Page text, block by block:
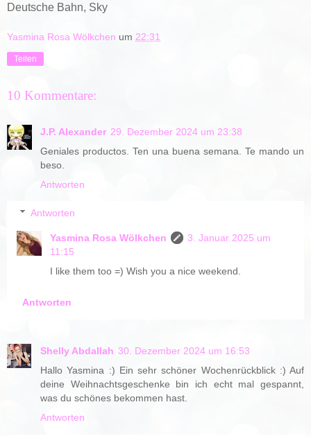
Deutsche Bahn, Sky
Yasmina Rosa Wölkchen um 22:31
Teilen
10 Kommentare:
J.P. Alexander 29. Dezember 2024 um 23:38
Geniales productos. Ten una buena semana. Te mando un
beso.
Antworten
Antworten
Yasmina Rosa Wölkchen
3. Januar 2025 um
11:15
I like them too =) Wish you a nice weekend.
Antworten
Shelly Abdallah 30. Dezember 2024 um 16:53
Hallo Yasmina :) Ein sehr schöner Wochenrückblick :) Auf
deine Weihnachtsgeschenke bin ich echt mal gespannt,
was du schönes bekommen hast.
Antworten